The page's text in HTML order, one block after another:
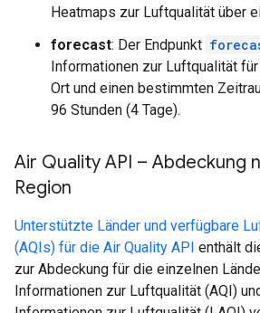
Heatmaps zur Luftqualität über
forecast: Der Endpunkt
Informationen zur Luftqualität
Ort und einen bestimmten
96 Stunden (4 Tage).
Air Quality API – Abdeckung
Region
Unterstützte Länder und verfügbare
(AQIs) für die Air Quality API enthält
zur Abdeckung für die einzelnen
Informationen zur Luftqualität (AQI)